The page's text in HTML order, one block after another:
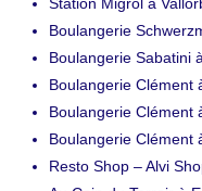
Station Migrol à
Boulangerie
Boulangerie Sabatini
Boulangerie Clément
Boulangerie Clément
Boulangerie Clément
Resto Shop – Alvi